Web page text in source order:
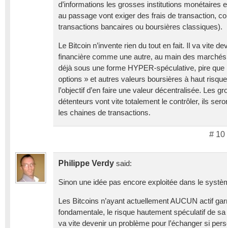
d’informations les grosses institutions monétaires
au passage vont exiger des frais de transaction,
transactions bancaires ou boursières classiques).
Le Bitcoin n’invente rien du tout en fait. Il va vite
financière comme une autre, au main des
déjà sous une forme HYPER-spéculative, pire que
options » et autres valeurs boursières à haut
l’objectif d’en faire une valeur décentralisée. Les
détenteurs vont vite totalement le contrôler, ils
les chaines de transactions.
# 10
Philippe Verdy said:
Sinon une idée pas encore exploitée dans le
Les Bitcoins n’ayant actuellement AUCUN actif
fondamentale, le risque hautement spéculatif de
va vite devenir un problème pour l’échanger si